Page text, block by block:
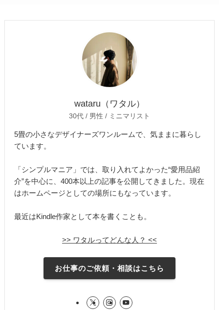
wataru（ワタル）
30代 / 男性 / ミニマリスト
5畳の小さなデザイナーズワンルームで、気ままに暮らし
ています。
「シンプルマニア」では、取り入れてよかった“愛用品紹
介”を中心に、400本以上の記事を公開してきました。現在
はホームページとしての場所にもなっています。
最近はKindle作家として本を書くことも。
>> ワタルってどんな人？ <<
お仕事のご依頼・相談はこちら